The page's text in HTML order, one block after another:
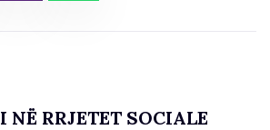
NË RRJETET SOCIALE